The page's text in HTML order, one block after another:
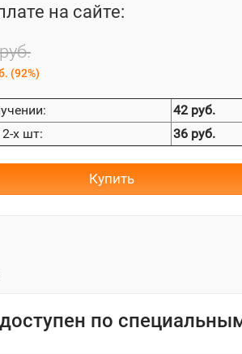
на сайте:
(92%)
42 руб.
х шт:
36 руб.
Купить
по